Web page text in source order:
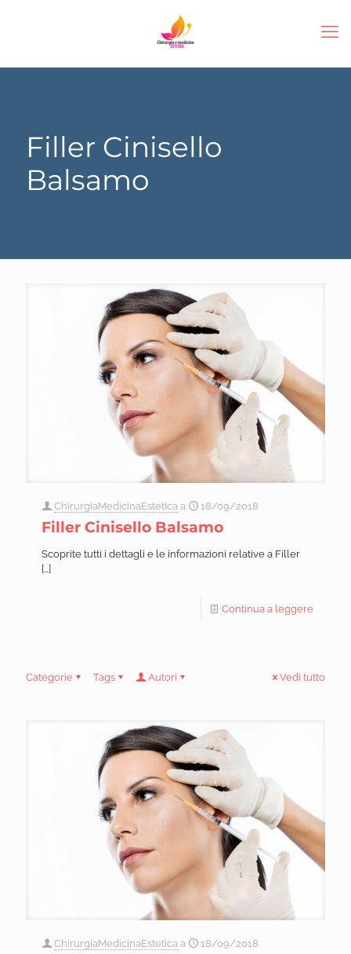
Filler Cinisello
Balsamo
ChirurgiaMedicinaEstetica a 18/09/2018
Filler Cinisello Balsamo
Scoprite tutti i dettagli e le informazioni relative a Filler
[…]
Continua a leggere
Categorie Tags Autori Vedi tutto
ChirurgiaMedicinaEstetica a 18/09/2018